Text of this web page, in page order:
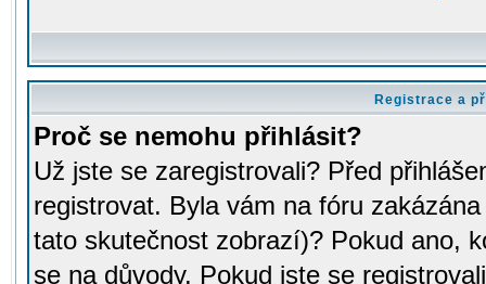
Registrace a
Proč se nemohu přihlásit?
Už jste se zaregistrovali? Před
registrovat. Byla vám na fóru
tato skutečnost zobrazí)? Pokud ano,
se na důvody. Pokud jste se